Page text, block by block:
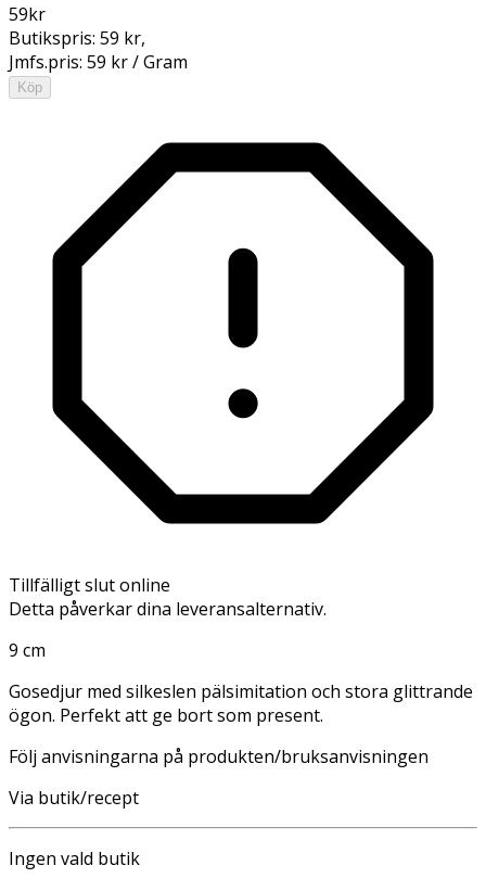
59kr
Butikspris: 59 kr,
Jmfs.pris: 59 kr / Gram
Köp
Tillfälligt slut online
Detta påverkar dina leveransalternativ.
9 cm
Gosedjur med silkeslen pälsimitation och stora glittrande
ögon. Perfekt att ge bort som present.
Följ anvisningarna på produkten/bruksanvisningen
Via butik/recept
Ingen vald butik